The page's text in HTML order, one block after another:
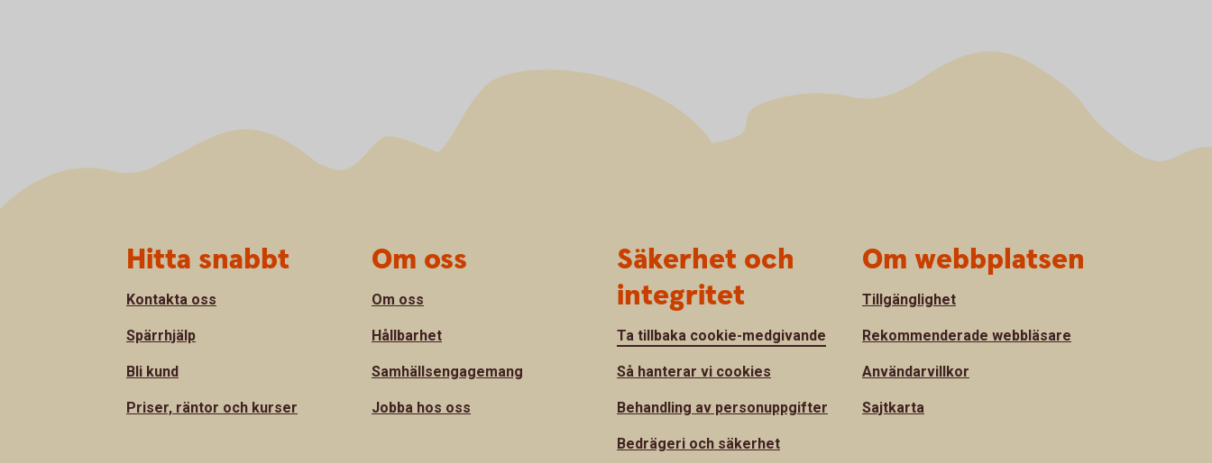
Hitta snabbt
Kontakta oss
Spärrhjälp
Bli kund
Priser, räntor och kurser
Om oss
Om oss
Hållbarhet
Samhällsengagemang
Jobba hos oss
Säkerhet och
integritet
Ta tillbaka cookie-medgivande
Så hanterar vi cookies
Behandling av personuppgifter
Bedrägeri och säkerhet
Om webbplatsen
Tillgänglighet
Rekommenderade webbläsare
Användarvillkor
Sajtkarta